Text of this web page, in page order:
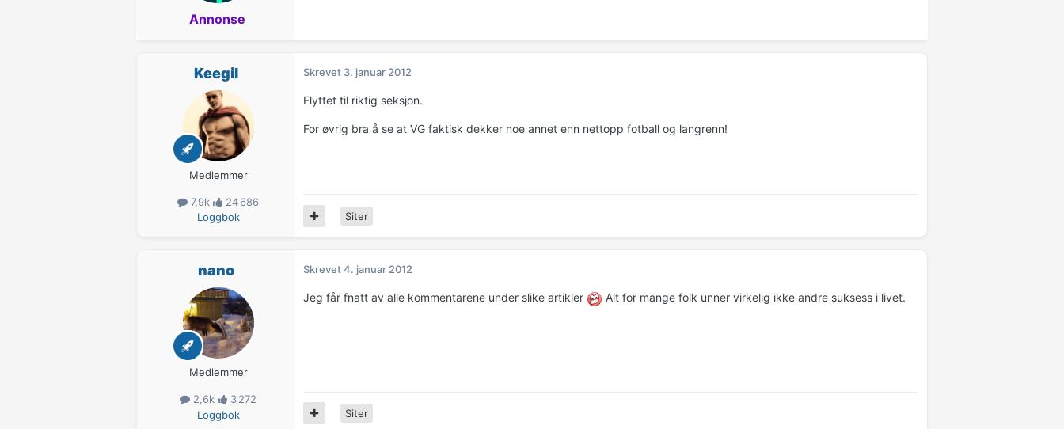
Annonse
Keegil
Medlemmer
7,9k
24 686
Loggbok
Skrevet 3. januar 2012
Flyttet til riktig seksjon.
For øvrig bra å se at VG faktisk dekker noe annet enn nettopp fotball og langrenn!
Siter
nano
Medlemmer
2,6k
3 272
Loggbok
Skrevet4. januar 2012
Jeg får fnatt av alle kommentarene under slike artikler Alt for mange folk unner virkelig ikke andre suksess i livet.
Siter